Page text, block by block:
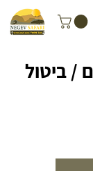
/ ביטול